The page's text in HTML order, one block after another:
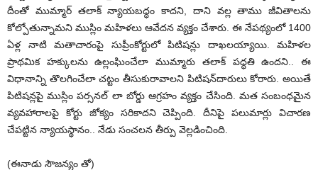
దీంతో ముమ్మార్‌ తలాక్‌ న్యాయబద్ధం కాదని, దాని వల్ల తాము జీవితాలను
కోల్పోతున్నామని ముస్లిం మహిళలు ఆవేదన వ్యక్తం చేశారు. ఈ నేపథ్యంలో 1400
ఏళ్ల నాటి మతాచారంపై సుప్రీంకోర్టులో పిటిషన్లు దాఖలయ్యాయి. మహిళల
ప్రాథమిక హక్కులను ఉల్లంఘించేలా ముమ్మారు తలాక్‌ పద్ధతి ఉందని.. ఈ
విధానాన్ని తొలగించేలా చట్టం తీసుకురావాలని పిటిషన్‌దారులు కోరారు. అయితే
పిటిషన్లపై ముస్లిం పర్సనల్‌ లా బోర్డు ఆగ్రహం వ్యక్తం చేసింది. మత సంబంధమైన
వ్యవహారాలపై కోర్టు జోక్యం సరికాదని చెప్పింది. దీనిపై పలుమార్లు విచారణ
చేపట్టిన న్యాయస్థానం.. నేడు సంచలన తీర్పు వెల్లడించింది.
(ఈనాడు సౌజన్యం తో)